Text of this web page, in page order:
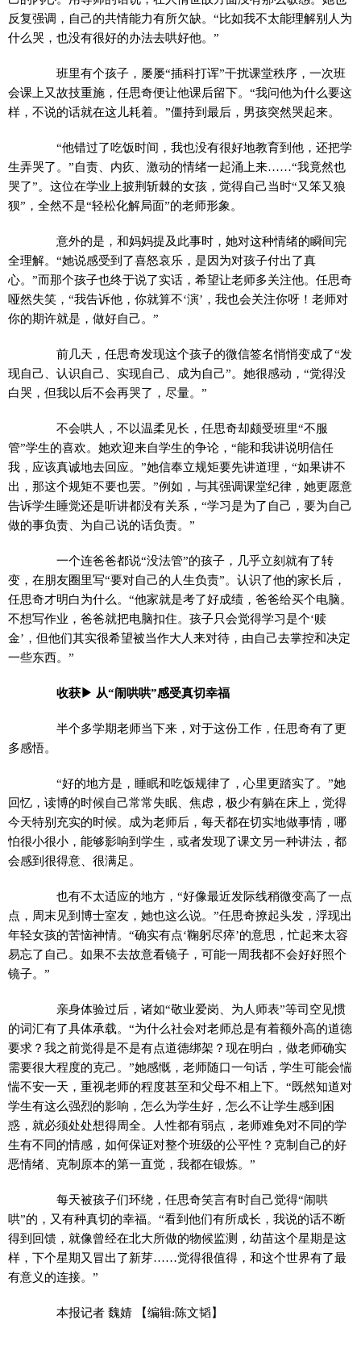
反复强调，自己的共情能力有所欠缺。“比如我不太能理解别人为
什么哭，也没有很好的办法去哄好他。”
班里有个孩子，屡屡“插科打诨”干扰课堂秩序，一次班
会课上又故技重施，任思奇便让他课后留下。“我问他为什么要这
样，不说的话就在这儿耗着。”僵持到最后，男孩突然哭起来。
“他错过了吃饭时间，我也没有很好地教育到他，还把学
生弄哭了。”自责、内疚、激动的情绪一起涌上来……“我竟然也
哭了”。这位在学业上披荆斩棘的女孩，觉得自己当时“又笨又狼
狈”，全然不是“轻松化解局面”的老师形象。
意外的是，和妈妈提及此事时，她对这种情绪的瞬间完
全理解。“她说感受到了喜怒哀乐，是因为对孩子付出了真
心。”而那个孩子也终于说了实话，希望让老师多关注他。任思奇
哑然失笑，“我告诉他，你就算不‘演’，我也会关注你呀！老师对
你的期许就是，做好自己。”
前几天，任思奇发现这个孩子的微信签名悄悄变成了“发
现自己、认识自己、实现自己、成为自己”。她很感动，“觉得没
白哭，但我以后不会再哭了，尽量。”
不会哄人，不以温柔见长，任思奇却颇受班里“不服
管”学生的喜欢。她欢迎来自学生的争论，“能和我讲说明信任
我，应该真诚地去回应。”她信奉立规矩要先讲道理，“如果讲不
出，那这个规矩不要也罢。”例如，与其强调课堂纪律，她更愿意
告诉学生睡觉还是听讲都没有关系，“学习是为了自己，要为自己
做的事负责、为自己说的话负责。”
一个连爸爸都说“没法管”的孩子，几乎立刻就有了转
变，在朋友圈里写“要对自己的人生负责”。认识了他的家长后，
任思奇才明白为什么。“他家就是考了好成绩，爸爸给买个电脑。
不想写作业，爸爸就把电脑扣住。孩子只会觉得学习是个‘赎
金’，但他们其实很希望被当作大人来对待，由自己去掌控和决定
一些东西。”
收获▶ 从“闹哄哄”感受真切幸福
半个多学期老师当下来，对于这份工作，任思奇有了更
多感悟。
“好的地方是，睡眠和吃饭规律了，心里更踏实了。”她
回忆，读博的时候自己常常失眠、焦虑，极少有躺在床上，觉得
今天特别充实的时候。成为老师后，每天都在切实地做事情，哪
怕很小很小，能够影响到学生，或者发现了课文另一种讲法，都
会感到很得意、很满足。
也有不太适应的地方，“好像最近发际线稍微变高了一点
点，周末见到博士室友，她也这么说。”任思奇撩起头发，浮现出
年轻女孩的苦恼神情。“确实有点‘鞠躬尽瘁’的意思，忙起来太容
易忘了自己。如果不去故意看镜子，可能一周我都不会好好照个
镜子。”
亲身体验过后，诸如“敬业爱岗、为人师表”等司空见惯
的词汇有了具体承载。“为什么社会对老师总是有着额外高的道德
要求？我之前觉得是不是有点道德绑架？现在明白，做老师确实
需要很大程度的克己。”她感慨，老师随口一句话，学生可能会惴
惴不安一天，重视老师的程度甚至和父母不相上下。“既然知道对
学生有这么强烈的影响，怎么为学生好，怎么不让学生感到困
惑，就必须处处想得周全。人性都有弱点，老师难免对不同的学
生有不同的情感，如何保证对整个班级的公平性？克制自己的好
恶情绪、克制原本的第一直觉，我都在锻炼。”
每天被孩子们环绕，任思奇笑言有时自己觉得“闹哄
哄”的，又有种真切的幸福。“看到他们有所成长，我说的话不断
得到回馈，就像曾经在北大所做的物候监测，幼苗这个星期是这
样，下个星期又冒出了新芽……觉得很值得，和这个世界有了最
有意义的连接。”
本报记者 魏婧 【编辑:陈文韬】